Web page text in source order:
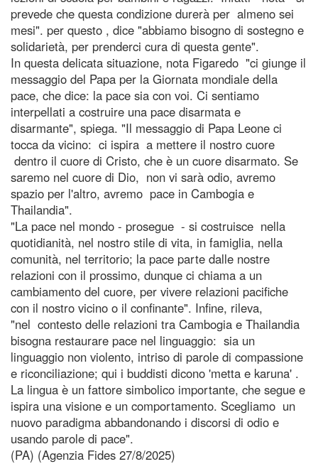
prevede che questa condizione durerà per almeno sei
mesi". per questo , dice "abbiamo bisogno di sostegno e
solidarietà, per prenderci cura di questa gente".
In questa delicata situazione, nota Figaredo "ci giunge il
messaggio del Papa per la Giornata mondiale della
pace, che dice: la pace sia con voi. Ci sentiamo
interpellati a costruire una pace disarmata e
disarmante", spiega. "Il messaggio di Papa Leone ci
tocca da vicino: ci ispira a mettere il nostro cuore
dentro il cuore di Cristo, che è un cuore disarmato. Se
saremo nel cuore di Dio, non vi sarà odio, avremo
spazio per l'altro, avremo pace in Cambogia e
Thailandia".
"La pace nel mondo - prosegue - si costruisce nella
quotidianità, nel nostro stile di vita, in famiglia, nella
comunità, nel territorio; la pace parte dalle nostre
relazioni con il prossimo, dunque ci chiama a un
cambiamento del cuore, per vivere relazioni pacifiche
con il nostro vicino o il confinante". Infine, rileva,
"nel contesto delle relazioni tra Cambogia e Thailandia
bisogna restaurare pace nel linguaggio: sia un
linguaggio non violento, intriso di parole di compassione
e riconciliazione; qui i buddisti dicono 'metta e karuna' .
La lingua è un fattore simbolico importante, che segue e
ispira una visione e un comportamento. Scegliamo un
nuovo paradigma abbandonando i discorsi di odio e
usando parole di pace".
(PA) (Agenzia Fides 27/8/2025)